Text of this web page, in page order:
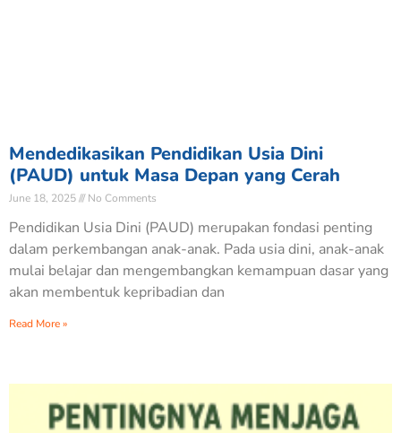
Mendedikasikan Pendidikan Usia Dini
(PAUD) untuk Masa Depan yang Cerah
June 18, 2025 No Comments
Pendidikan Usia Dini (PAUD) merupakan fondasi penting
dalam perkembangan anak-anak. Pada usia dini, anak-anak
mulai belajar dan mengembangkan kemampuan dasar yang
akan membentuk kepribadian dan
Read More »